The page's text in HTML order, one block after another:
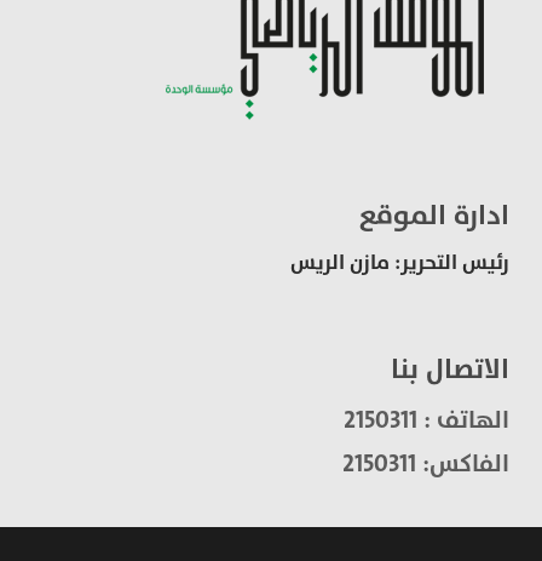
ادارة الموقع
رئيس التحرير: مازن الريس
الاتصال بنا
الهاتف : 2150311
الفاكس: 2150311